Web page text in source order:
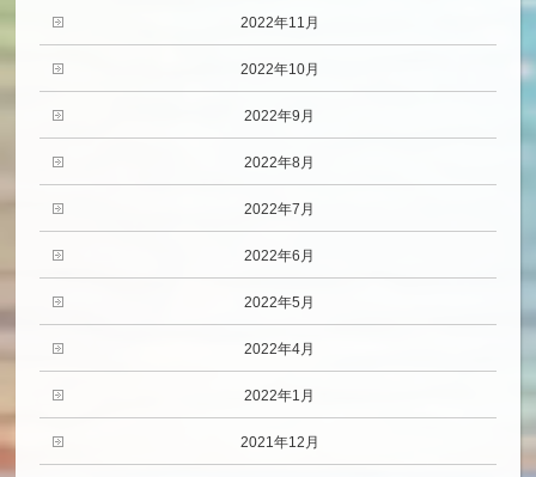
2022年11月
2022年10月
2022年9月
2022年8月
2022年7月
2022年6月
2022年5月
2022年4月
2022年1月
2021年12月